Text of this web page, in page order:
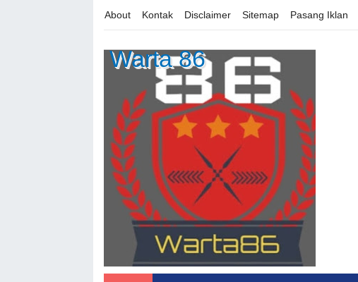
About Kontak Disclaimer Sitemap Pasang Iklan
Warta 86